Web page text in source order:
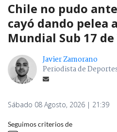
Chile no pudo
cayó dando pelea
Mundial Sub 17
Javier Zamorano
Periodista de
Sábado 08 Agosto, 2026 | 21:39
Seguimos criterios de